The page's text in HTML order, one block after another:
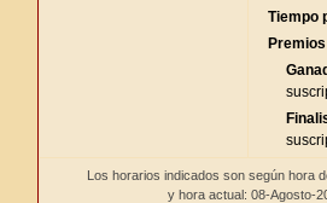
Tiempo
Premios
Los horarios indicados son según hora
y hora actual: 08-Agosto-